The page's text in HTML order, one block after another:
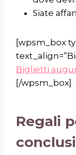
Siate
[wpsm_box
Biglietti
[/wpsm_box]
Regali